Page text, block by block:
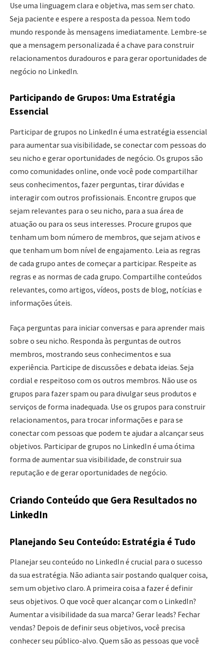
Use uma linguagem clara e objetiva, mas sem ser chato.
Seja paciente e espere a resposta da pessoa. Nem todo
mundo responde às mensagens imediatamente. Lembre-se
que a mensagem personalizada é a chave para construir
relacionamentos duradouros e para gerar oportunidades de
negócio no LinkedIn.
Participando de Grupos: Uma Estratégia
Essencial
Participar de grupos no LinkedIn é uma estratégia essencial
para aumentar sua visibilidade, se conectar com pessoas do
seu nicho e gerar oportunidades de negócio. Os grupos são
como comunidades online, onde você pode compartilhar
seus conhecimentos, fazer perguntas, tirar dúvidas e
interagir com outros profissionais. Encontre grupos que
sejam relevantes para o seu nicho, para a sua área de
atuação ou para os seus interesses. Procure grupos que
tenham um bom número de membros, que sejam ativos e
que tenham um bom nível de engajamento. Leia as regras
de cada grupo antes de começar a participar. Respeite as
regras e as normas de cada grupo. Compartilhe conteúdos
relevantes, como artigos, vídeos, posts de blog, notícias e
informações úteis.
Faça perguntas para iniciar conversas e para aprender mais
sobre o seu nicho. Responda às perguntas de outros
membros, mostrando seus conhecimentos e sua
experiência. Participe de discussões e debata ideias. Seja
cordial e respeitoso com os outros membros. Não use os
grupos para fazer spam ou para divulgar seus produtos e
serviços de forma inadequada. Use os grupos para construir
relacionamentos, para trocar informações e para se
conectar com pessoas que podem te ajudar a alcançar seus
objetivos. Participar de grupos no LinkedIn é uma ótima
forma de aumentar sua visibilidade, de construir sua
reputação e de gerar oportunidades de negócio.
Criando Conteúdo que Gera Resultados no
LinkedIn
Planejando Seu Conteúdo: Estratégia é Tudo
Planejar seu conteúdo no LinkedIn é crucial para o sucesso
da sua estratégia. Não adianta sair postando qualquer coisa,
sem um objetivo claro. A primeira coisa a fazer é definir
seus objetivos. O que você quer alcançar com o LinkedIn?
Aumentar a visibilidade da sua marca? Gerar leads? Fechar
vendas? Depois de definir seus objetivos, você precisa
conhecer seu público-alvo. Quem são as pessoas que você